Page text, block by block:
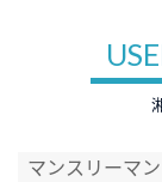
マンスリーマ